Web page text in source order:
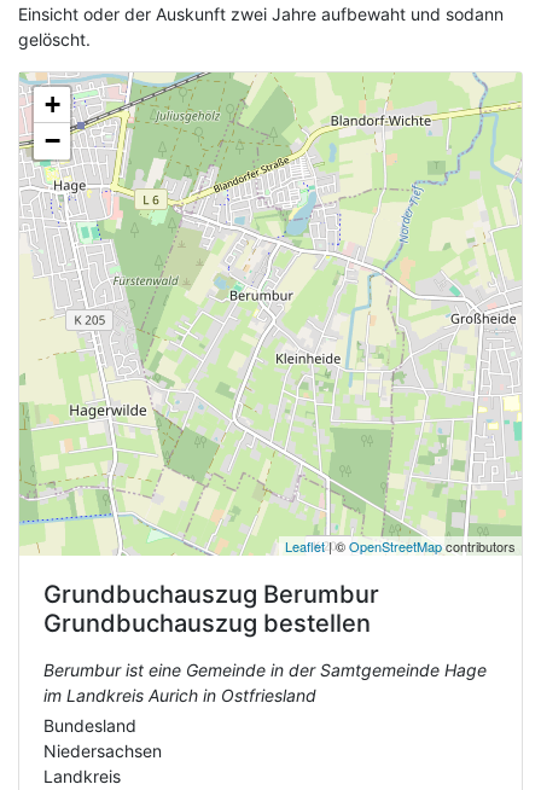
Einsicht oder der Auskunft zwei Jahre aufbewaht und sodann
gelöscht.
+
−
Leaflet| ©OpenStreetMapcontributors
Grundbuchauszug Berumbur
Grundbuchauszug bestellen
Berumbur ist eine Gemeinde in der Samtgemeinde Hage
im Landkreis Aurich in Ostfriesland
Bundesland
Niedersachsen
Landkreis